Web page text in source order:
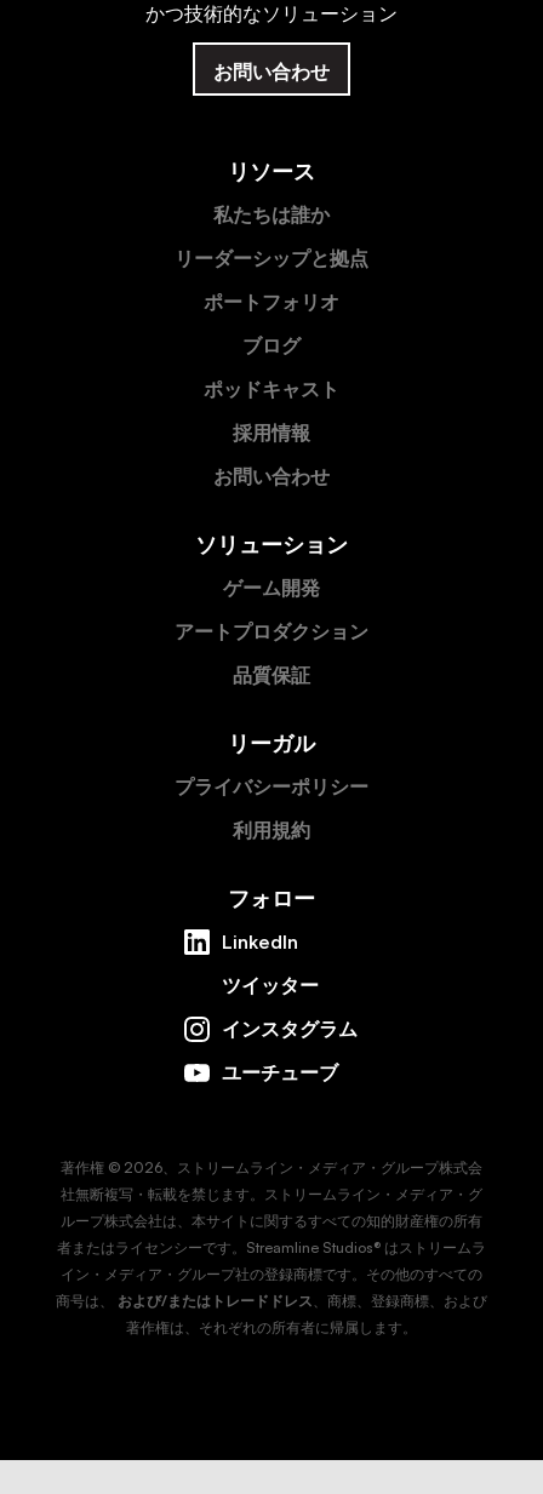
かつ技術的なソリューション
お問い合わせ
リソース
私たちは誰か
リーダーシップと拠点
ポートフォリオ
ブログ
ポッドキャスト
採用情報
お問い合わせ
ソリューション
ゲーム開発
アートプロダクション
品質保証
リーガル
プライバシーポリシー
利用規約
フォロー
LinkedIn
ツイッター
インスタグラム
ユーチューブ
著作権 © 2026、ストリームライン・メディア・グループ株式会
社無断複写・転載を禁じます。ストリームライン・メディア・グ
ループ株式会社は、本サイトに関するすべての知的財産権の所有
者またはライセンシーです。Streamline Studios® はストリームラ
イン・メディア・グループ社の登録商標です。その他のすべての
商号は、 および/またはトレードドレス 、商標、登録商標、および
著作権は、それぞれの所有者に帰属します。